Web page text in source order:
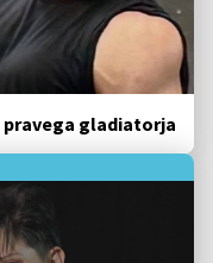
gladiatorja